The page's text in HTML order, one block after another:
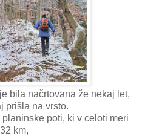
bila načrtovana že nekaj let,
prišla na vrsto.
poti, ki v celoti meri
km,